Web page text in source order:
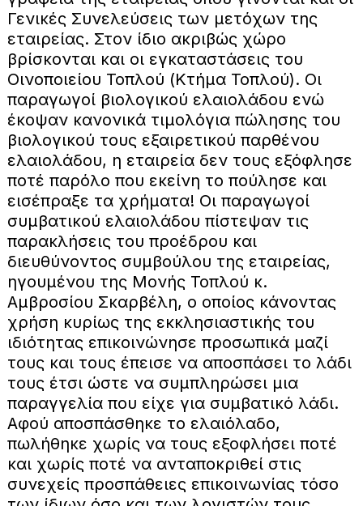
Γενικές Συνελεύσεις των μετόχων της
εταιρείας. Στον ίδιο ακριβώς χώρο
βρίσκονται και οι εγκαταστάσεις του
Οινοποιείου Τοπλού (Κτήμα Τοπλού). Οι
παραγωγοί βιολογικού ελαιολάδου ενώ
έκοψαν κανονικά τιμολόγια πώλησης του
βιολογικού τους εξαιρετικού παρθένου
ελαιολάδου, η εταιρεία δεν τους εξόφλησε
ποτέ παρόλο που εκείνη το πούλησε και
εισέπραξε τα χρήματα! Οι παραγωγοί
συμβατικού ελαιολάδου πίστεψαν τις
παρακλήσεις του προέδρου και
διευθύνοντος συμβούλου της εταιρείας,
ηγουμένου της Μονής Τοπλού κ.
Αμβροσίου Σκαρβέλη, ο οποίος κάνοντας
χρήση κυρίως της εκκλησιαστικής του
ιδιότητας επικοινώνησε προσωπικά μαζί
τους και τους έπεισε να αποσπάσει το λάδι
τους έτσι ώστε να συμπληρώσει μια
παραγγελία που είχε για συμβατικό λάδι.
Αφού αποσπάσθηκε το ελαιόλαδο,
πωλήθηκε χωρίς να τους εξοφλήσει ποτέ
και χωρίς ποτέ να ανταποκριθεί στις
συνεχείς προσπάθειες επικοινωνίας τόσο